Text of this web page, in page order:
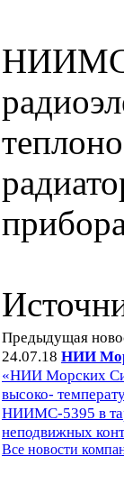
НИИМС-
Предыдущая
24.07.18 НИИ
«НИИ Морских
высоко-
НИИМС-5395 в
неподвижных
Все новости